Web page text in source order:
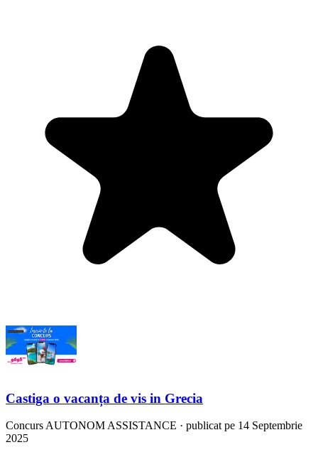
Castiga o vacanța de vis in Grecia
Concurs AUTONOM ASSISTANCE · publicat pe 14 Septembrie
2025